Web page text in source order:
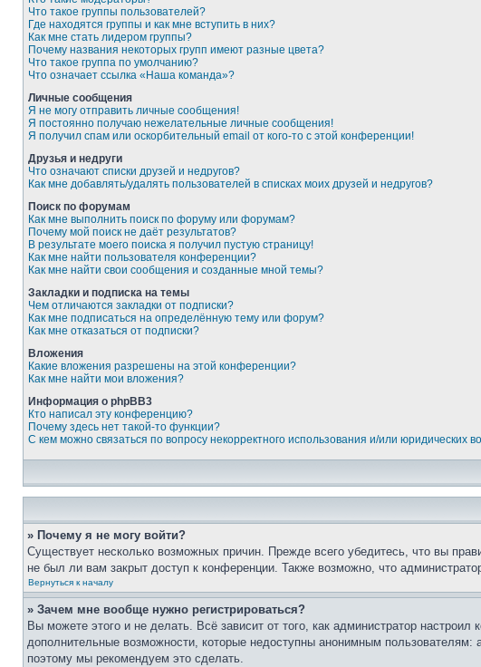
Что такое группы пользователей?
Где находятся группы и как мне вступить в них?
Как мне стать лидером группы?
Почему названия некоторых групп имеют разные цвета?
Что такое группа по умолчанию?
Что означает ссылка «Наша команда»?
Личные сообщения
Я не могу отправить личные сообщения!
Я постоянно получаю нежелательные личные сообщения!
Я получил спам или оскорбительный email от кого-то с этой конференции!
Друзья и недруги
Что означают списки друзей и недругов?
Как мне добавлять/удалять пользователей в списках моих друзей и недругов?
Поиск по форумам
Как мне выполнить поиск по форуму или форумам?
Почему мой поиск не даёт результатов?
В результате моего поиска я получил пустую страницу!
Как мне найти пользователя конференции?
Как мне найти свои сообщения и созданные мной темы?
Закладки и подписка на темы
Чем отличаются закладки от подписки?
Как мне подписаться на определённую тему или форум?
Как мне отказаться от подписки?
Вложения
Какие вложения разрешены на этой конференции?
Как мне найти мои вложения?
Информация о phpBB3
Кто написал эту конференцию?
Почему здесь нет такой-то функции?
С кем можно связаться по вопросу некорректного использования и/или юридических
» Почему я не могу войти?
Существует несколько возможных причин. Прежде всего убедитесь, что вы
не был ли вам закрыт доступ к конференции. Также возможно, что
Вернуться к началу
» Зачем мне вообще нужно регистрироваться?
Вы можете этого и не делать. Всё зависит от того, как администратор
дополнительные возможности, которые недоступны анонимным пользователям:
поэтому мы рекомендуем это сделать.